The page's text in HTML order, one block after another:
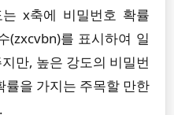
x축에 비밀번호 확률
(zxcvbn)를 표시하여 일
만, 높은 강도의 비밀번
률을 가지는 주목할 만한